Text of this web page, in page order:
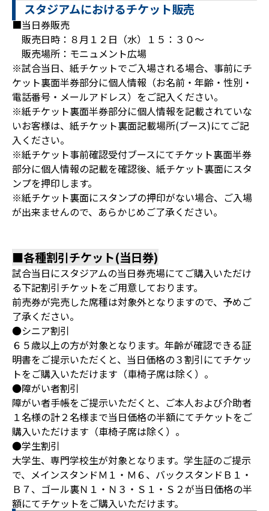
スタジアムにおけるチケット販売
■当日券販売
販売日時：８月１２日（水）１５：３０～
販売場所：モニュメント広場
※試合当日、紙チケットでご入場される場合、事前にチ
ケット裏面半券部分に個人情報（お名前・年齢・性別・
電話番号・メールアドレス）をご記入ください。
※紙チケット裏面半券部分に個人情報を記載されていな
いお客様は、紙チケット裏面記載場所(ブース)にてご記
入ください。
※紙チケット事前確認受付ブースにてチケット裏面半券
部分に個人情報の記載を確認後、紙チケット裏面にスタ
ンプを押印します。
※紙チケット裏面にスタンプの押印がない場合、ご入場
が出来ませんので、あらかじめご了承ください。
■各種割引チケット(当日券)
試合当日にスタジアムの当日券売場にてご購入いただけ
る下記割引チケットをご用意しております。
前売券が完売した席種は対象外となりますので、予めご
了承ください。
●シニア割引
６５歳以上の方が対象となります。年齡が確認できる証
明書をご提示いただくと、当日価格の３割引にてチケッ
トをご購入いただけます（車椅子席は除く）。
●障がい者割引
障がい者手帳をご提示いただくと、ご本人および介助者
１名様の計２名様まで当日価格の半額にてチケットをご
購入いただけます（車椅子席は除く）。
●学生割引
大学生、専門学校生が対象となります。学生証のご提示
で、メインスタンドＭ１・Ｍ６、バックスタンドＢ１・
Ｂ７、ゴール裏Ｎ１・Ｎ３・Ｓ１・Ｓ２が当日価格の半
額にてチケットをご購入いただけます。